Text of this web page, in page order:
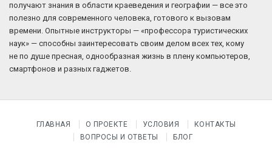
получают знания в области краеведения и географии — все это
полезно для современного человека, готового к вызовам
времени. Опытные инструкторы — «профессора туристических
наук» — способны заинтересовать своим делом всех тех, кому
не по душе пресная, однообразная жизнь в плену компьютеров,
смартфонов и разных гаджетов.
ГЛАВНАЯ О ПРОЕКТЕ УСЛОВИЯ
КОНТАКТЫ
ВОПРОСЫ И ОТВЕТЫ
БЛОГ